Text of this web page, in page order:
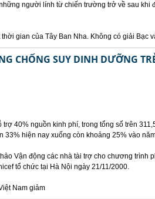
người lính từ chiến trường trở về sau khi
gian của Tây Ban Nha. Không có giải Bạc
CHỐNG SUY DINH DƯỠNG
trợ 40% nguồn kinh phí, trong tổng số trên
33% hiện nay xuống còn khoảng 25% vào
Vận động các nhà tài trợ cho chương trình
tổ chức tại Hà Nội ngày 21/11/2000.
Nam giảm